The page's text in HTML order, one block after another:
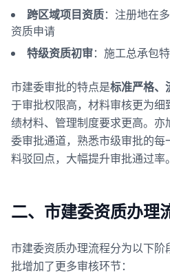
跨区域项目资质：注册地在
资质申请
特级资质初审：施工总承包
市建委审批的特点是标准严格、
于审批权限高，材料审核更为
绩材料、管理制度要求更高。
委审批通道，熟悉市级审批的
料驳回点，大幅提升审批通过率。
二、市建委资质办理
市建委资质办理流程分为以下
批增加了更多审核环节：